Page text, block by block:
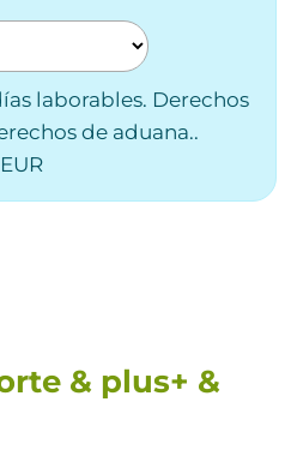
laborables. Derechos
de aduana..
& plus+ &